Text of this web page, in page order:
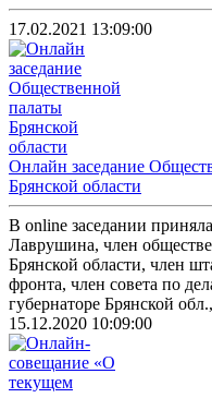
17.02.2021 13:09:00
Онлайн заседание
Брянской области
В online заседании
Лаврушина, член
Брянской области, член
фронта, член совета по
губернаторе Брянской
15.12.2020 10:09:00